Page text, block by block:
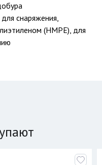
снаряжения,
(HMPE), для